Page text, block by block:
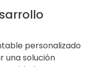
personalizado
una solución